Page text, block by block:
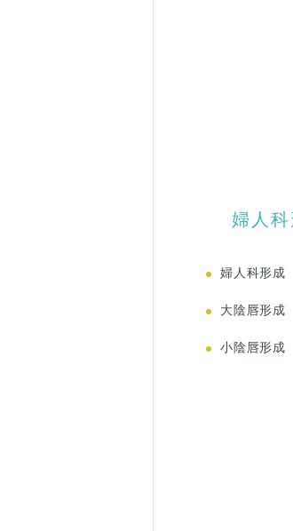
婦人科
婦人科形成
大陰唇形成
小陰唇形成